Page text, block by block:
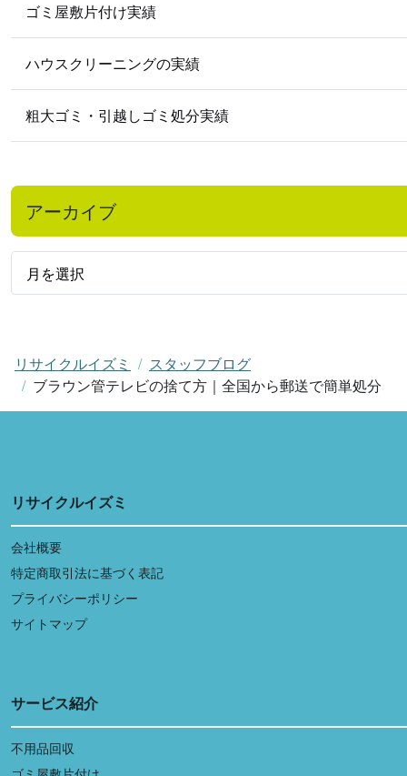
リサイクルイズミ
スタッフブログ
ブラウン管テレビの捨て方｜全国から郵送で簡単処分
ゴミ屋敷片付け実績
ハウスクリーニングの実績
粗大ゴミ・引越しゴミ処分実績
アーカイブ
リサイクルイズミ
会社概要
特定商取引法に基づく表記
プライバシーポリシー
サイトマップ
サービス紹介
不用品回収